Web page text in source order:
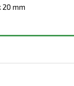
20 mm